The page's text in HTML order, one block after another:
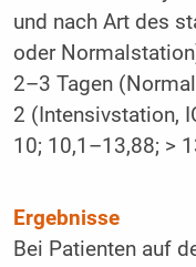
und nach Art des
oder
2–3 Tagen
2 (Intensivstation,
10; 10,1–13,88; >
Ergebnisse
Bei Patienten auf